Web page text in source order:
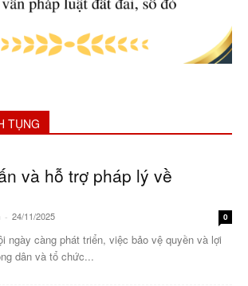
TỤNG
và hỗ trợ pháp lý về
- 24/11/2025 0
ngày càng phát triển, việc bảo vệ quyền và lợi
dân và tổ chức...